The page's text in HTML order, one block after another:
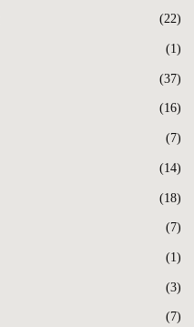
(22)
(1)
(37)
(16)
(7)
(14)
(18)
(7)
(1)
(3)
(7)